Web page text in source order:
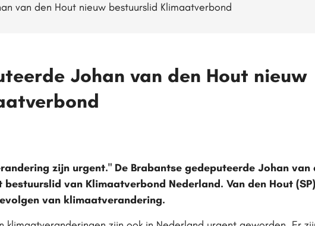
van den Hout nieuw bestuurslid Klimaatverbond
Johan van den Hout nieuw
zijn urgent." De Brabantse gedeputeerde Johan van
van Klimaatverbond Nederland. Van den Hout
van klimaatverandering.